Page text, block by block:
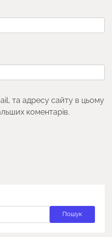
та адресу сайту в цьому
коментарів.
Пошук